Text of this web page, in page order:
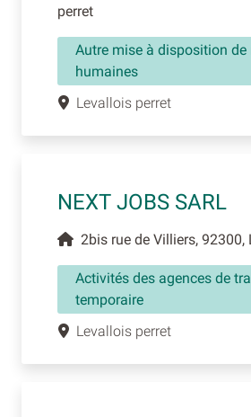
perret
Autre mise à disposition de
humaines
Levallois perret
NEXT JOBS SARL
2bis rue de Villiers, 92300,
Activités des agences de
temporaire
Levallois perret